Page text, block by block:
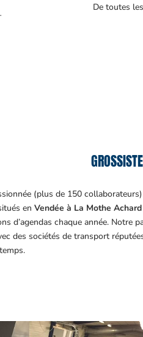
De toutes
(plus de 150
enVendée à La Mothe
d’agendas chaque année. Notre
des sociétés de transport